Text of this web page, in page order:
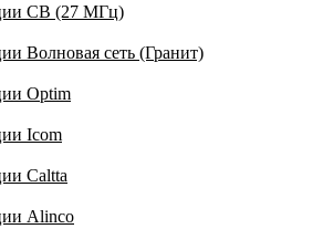
CB (27 МГц)
Волновая сеть (Гранит)
Optim
Icom
Caltta
Alinco